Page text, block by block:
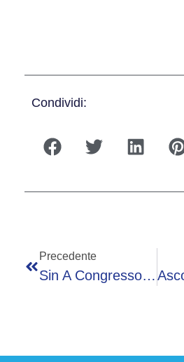
Condividi:
Precedente
Sin A Congresso Ean Di Ginevra, Zappia: “Rete, Prevenzione E Innovazione Per Brain Health”